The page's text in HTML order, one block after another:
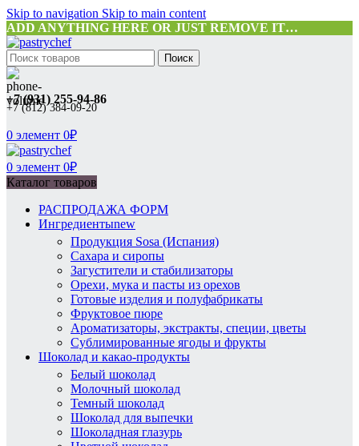
Skip to navigation Skip to main content
ADD ANYTHING HERE OR JUST REMOVE IT…
Поиск
+7 (931) 255-94-86
+7 (812) 384-09-20
0 элемент 0₽
0 элемент 0₽
Каталог товаров
РАСПРОДАЖА ФОРМ
Ингредиентыnew
Продукция Sosa (Испания)
Сахара и сиропы
Загустители и стабилизаторы
Орехи, мука и пасты из орехов
Готовые изделия и полуфабрикаты
Фруктовое пюре
Ароматизаторы, экстракты, специи, цветы
Сублимированные ягоды и фрукты
Шоколад и какао-продукты
Белый шоколад
Молочный шоколад
Темный шоколад
Шоколад для выпечки
Шоколадная глазурь